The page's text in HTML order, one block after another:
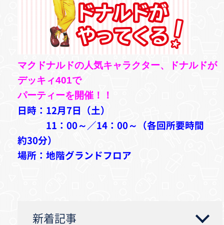
マクドナルドの人気キャラクター、ドナルドが
デッキィ401で
パーティーを開催！！
日時：12月7日（土）
11：00～／14：00～（各回所要時間
約30分）
場所：地階グランドフロア
新着記事